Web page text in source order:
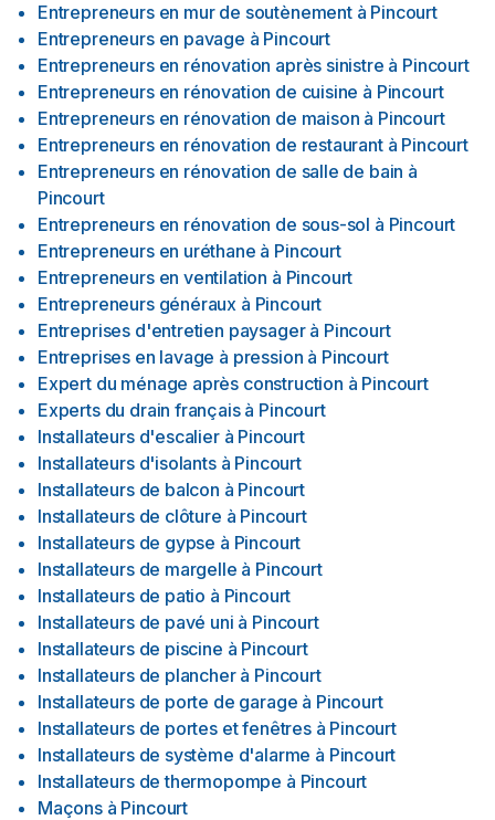
Entrepreneurs en mur de soutènement à Pincourt
Entrepreneurs en pavage à Pincourt
Entrepreneurs en rénovation après sinistre à Pincourt
Entrepreneurs en rénovation de cuisine à Pincourt
Entrepreneurs en rénovation de maison à Pincourt
Entrepreneurs en rénovation de restaurant à Pincourt
Entrepreneurs en rénovation de salle de bain à
Pincourt
Entrepreneurs en rénovation de sous-sol à Pincourt
Entrepreneurs en uréthane à Pincourt
Entrepreneurs en ventilation à Pincourt
Entrepreneurs généraux à Pincourt
Entreprises d'entretien paysager à Pincourt
Entreprises en lavage à pression à Pincourt
Expert du ménage après construction à Pincourt
Experts du drain français à Pincourt
Installateurs d'escalier à Pincourt
Installateurs d'isolants à Pincourt
Installateurs de balcon à Pincourt
Installateurs de clôture à Pincourt
Installateurs de gypse à Pincourt
Installateurs de margelle à Pincourt
Installateurs de patio à Pincourt
Installateurs de pavé uni à Pincourt
Installateurs de piscine à Pincourt
Installateurs de plancher à Pincourt
Installateurs de porte de garage à Pincourt
Installateurs de portes et fenêtres à Pincourt
Installateurs de système d'alarme à Pincourt
Installateurs de thermopompe à Pincourt
Maçons à Pincourt